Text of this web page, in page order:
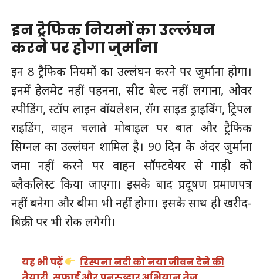
इन ट्रैफिक नियमाें का उल्लंघन
करने पर होगा जुर्माना
इन 8 ट्रैफिक नियमाें का उल्लंघन करने पर जुर्माना होगा।
इनमें हेलमेट नहीं पहनना, सीट बेल्ट नहीं लगाना, ओवर
स्पीडिंग, स्टॉप लाइन वॉयलेशन, रॉग साइड ड्राइविंग, ट्रिपल
राइडिंग, वाहन चलाते मोबाइल पर बात और ट्रैफिक
सिग्नल का उल्लंघन शामिल है। 90 दिन के अंदर जुर्माना
जमा नहीं करने पर वाहन सॉफ्टवेयर से गाड़ी को
ब्लैकलिस्ट किया जाएगा। इसके बाद प्रदूषण प्रमाणपत्र
नहीं बनेगा और बीमा भी नहीं होगा। इसके साथ ही खरीद-
बिक्री पर भी रोक लगेगी।
यह भी पढ़ें
रिस्पना नदी को नया जीवन देने की